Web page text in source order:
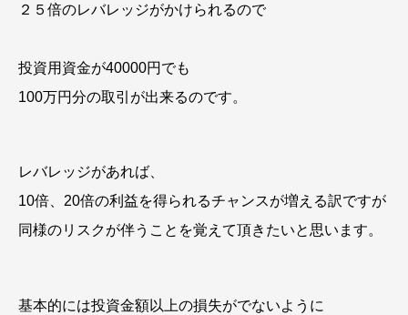
２５倍のレバレッジがかけられるので
投資用資金が40000円でも
100万円分の取引が出来るのです。
レバレッジがあれば、
10倍、20倍の利益を得られるチャンスが増える訳ですが
同様のリスクが伴うことを覚えて頂きたいと思います。
基本的には投資金額以上の損失がでないように